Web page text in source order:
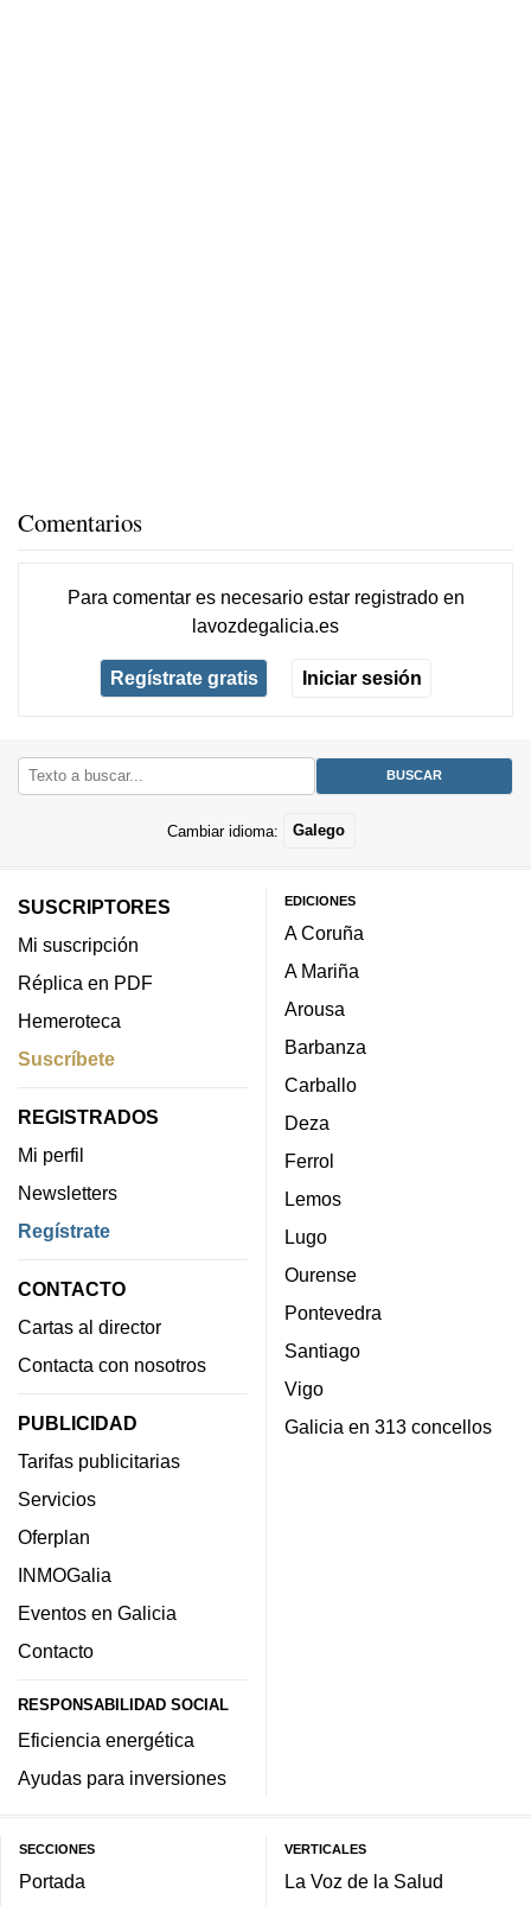
Comentarios
Para comentar es necesario estar registradoen
lavozdegalicia.es
Regístrate gratis Iniciar sesión
Cambiar idioma: Galego
SUSCRIPTORES
Mi suscripción
Réplica en PDF
Hemeroteca
Suscríbete
REGISTRADOS
Mi perfil
Newsletters
Regístrate
CONTACTO
Cartas al director
Contacta con nosotros
PUBLICIDAD
Tarifas publicitarias
Servicios
Oferplan
INMOGalia
Eventos en Galicia
Contacto
RESPONSABILIDAD SOCIAL
Eficiencia energética
Ayudas para inversiones
EDICIONES
A Coruña
A Mariña
Arousa
Barbanza
Carballo
Deza
Ferrol
Lemos
Lugo
Ourense
Pontevedra
Santiago
Vigo
Galicia en 313 concellos
SECCIONES
Portada
VERTICALES
La Voz de la Salud